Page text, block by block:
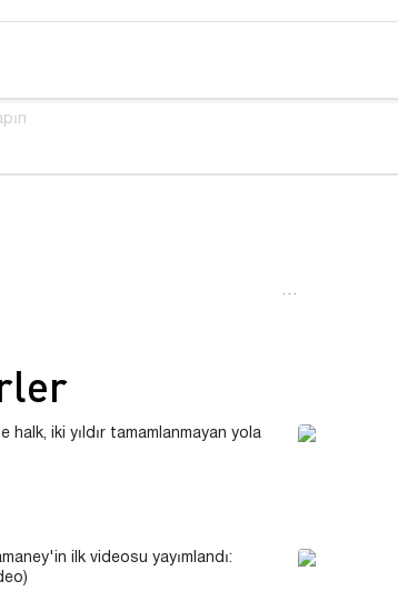
…
halk, iki yıldır tamamlanmayan yola
ilk videosu yayımlandı: